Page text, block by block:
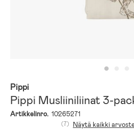
Pippi
Pippi Musliiniliinat 3-
Artikkelinro. 10265271
(7) Näytä kaikki